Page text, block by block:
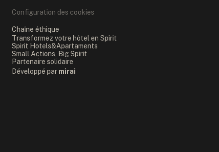
Configuration des cookies
Chaîne éthique
Transformez votre hôtel en Spirit
Spirit Hotels&Apartaments
Small Actions, Big Spirit
Partenaire solidaire
Développé par mirai